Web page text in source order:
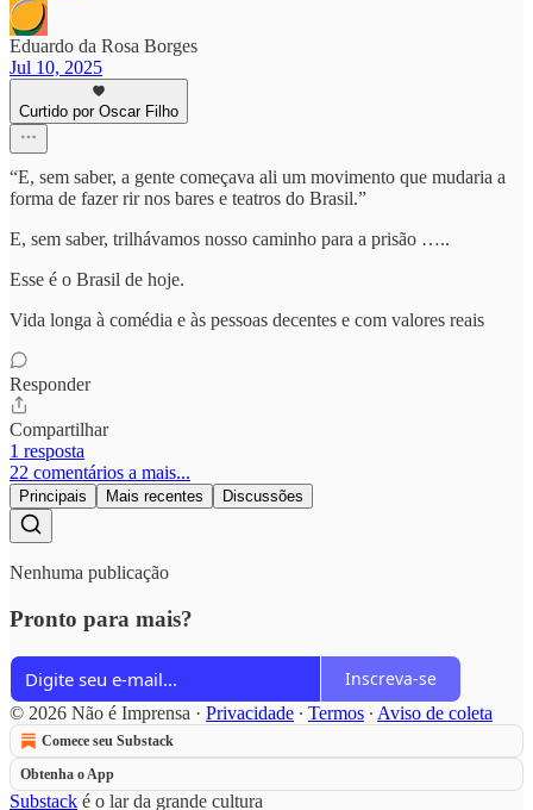
Eduardo da Rosa Borges
Jul 10, 2025
Curtido por Oscar Filho
“E, sem saber, a gente começava ali um movimento que mudaria a
forma de fazer rir nos bares e teatros do Brasil.”
E, sem saber, trilhávamos nosso caminho para a prisão …..
Esse é o Brasil de hoje.
Vida longa à comédia e às pessoas decentes e com valores reais
Responder
Compartilhar
1 resposta
22 comentários a mais...
Principais Mais recentes Discussões
Nenhuma publicação
Pronto para mais?
Inscreva-se
© 2026 Não é Imprensa · Privacidade ∙ Termos ∙ Aviso de coleta
Comece seu Substack
Obtenha o App
Substack é o lar da grande cultura